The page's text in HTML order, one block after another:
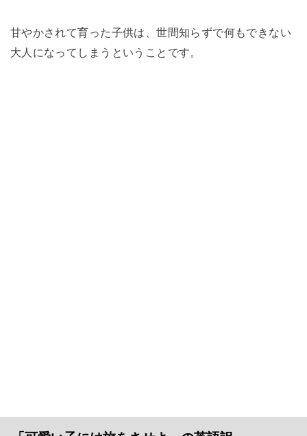
甘やかされて育った子供は、世間知らずで何もできない
大人になってしまうということです。